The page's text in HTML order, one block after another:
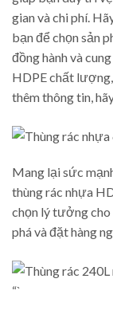
gian và chi phí.
bạn để chọn sản
đồng hành và
HDPE chất
thêm thông tin,
Mang lại sức
thùng rác nhựa
chọn lý tưởng cho
phá và đặt hàng
“`